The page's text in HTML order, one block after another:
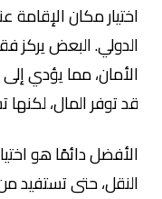
اختيار مكان
الدولي. البعض يركز
الأمان، مما يؤدي إلى
قد توفر المال،
الأفضل دائمًا هو
النقل، حتى